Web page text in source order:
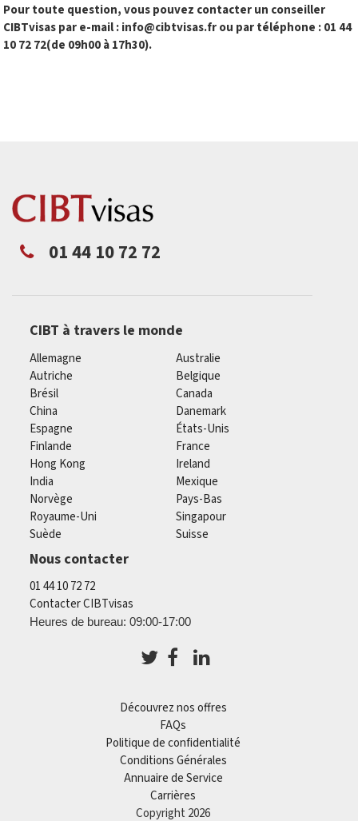
Pour toute question, vous pouvez contacter un conseiller
CIBTvisaspar e-mail :info@cibtvisas.frou par téléphone :01 44
10 72 72(de 09h00 à 17h30).
01 44 10 72 72
CIBT à travers le monde
Allemagne
Australie
Autriche
Belgique
Brésil
Canada
China
Danemark
Espagne
États-Unis
Finlande
France
Hong Kong
Ireland
India
Mexique
Norvège
Pays-Bas
Royaume-Uni
Singapour
Suède
Suisse
Nous contacter
01 44 10 72 72
Contacter CIBTvisas
Heures de bureau: 09:00-17:00
Découvrez nos offres
FAQs
Politique de confidentialité
Conditions Générales
Annuaire de Service
Carrières
Copyright 2026